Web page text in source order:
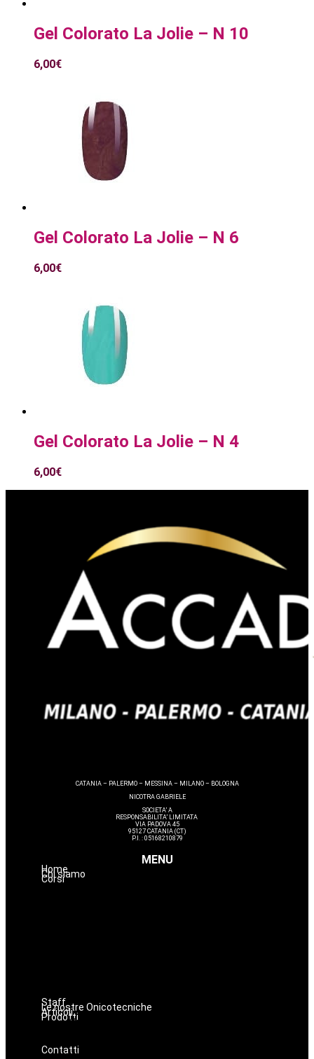
Gel Colorato La Jolie – N 10
6,00€
Gel Colorato La Jolie – N 6
6,00€
Gel Colorato La Jolie – N 4
6,00€
CATANIA – PALERMO – MESSINA – MILANO – BOLOGNA
NICOTRA GABRIELE
SOCIETA’ A
RESPONSABILITA’ LIMITATA
VIA PADOVA 45
95127 CATANIA (CT)
P.I. : 05168210879
MENU
Home
Chi siamo
Corsi
Staff
Le nostre Onicotecniche
Articoli
ProdottiOniconails
Prodotti per ricostruzione unghie
Contatti